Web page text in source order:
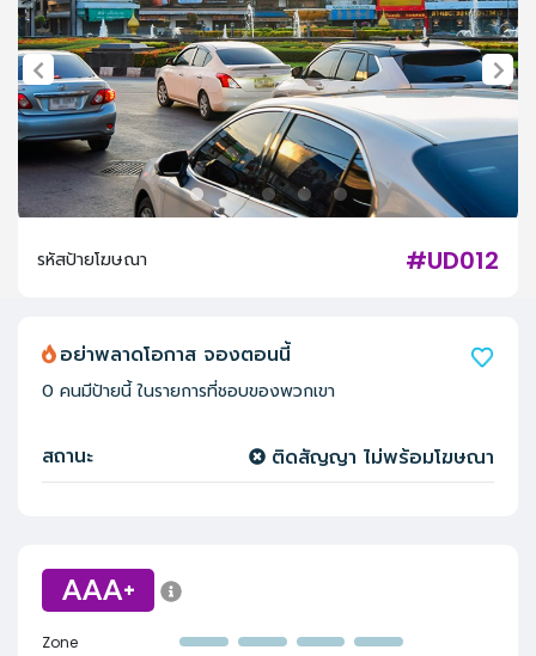
#UD012
รหัสป้ายโฆษณา
AAA+
Zone
อย่าพลาดโอกาส จองตอนนี้
0 คนมีป้ายนี้ ในรายการที่ชอบของพวกเขา
สถานะ ติดสัญญา ไม่พร้อมโฆษณา